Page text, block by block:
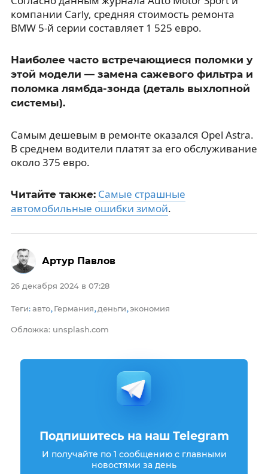
компании Carly, средняя стоимость ремонта
BMW 5-й серии составляет 1 525 евро.
Наиболее часто встречающиеся поломки у
этой модели — замена сажевого фильтра и
поломка лямбда-зонда (деталь выхлопной
системы).
Самым дешевым в ремонте оказался Opel Astra.
В среднем водители платят за его обслуживание
около 375 евро.
Читайте также: Самые страшные
автомобильные ошибки зимой.
26 декабря 2024 в 07:28
Теги: авто, Германия, деньги,экономия
Обложка: unsplash.com
Артур Павлов
Подпишитесь на наш Telegram
И получайте по 1 сообщению с главными
новостями за день